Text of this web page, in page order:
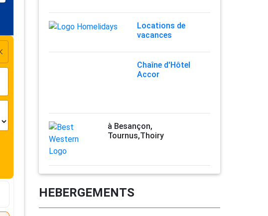
Locations de
vacances
Chaîne d'Hôtel
Accor
à Besançon,
Tournus,Thoiry
HEBERGEMENTS